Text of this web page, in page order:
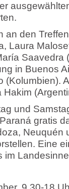
an den
Laura
Saavedra
in Buenos
(Kolumbien).
Hakim
und
gratis
Neuquén
Eine
im